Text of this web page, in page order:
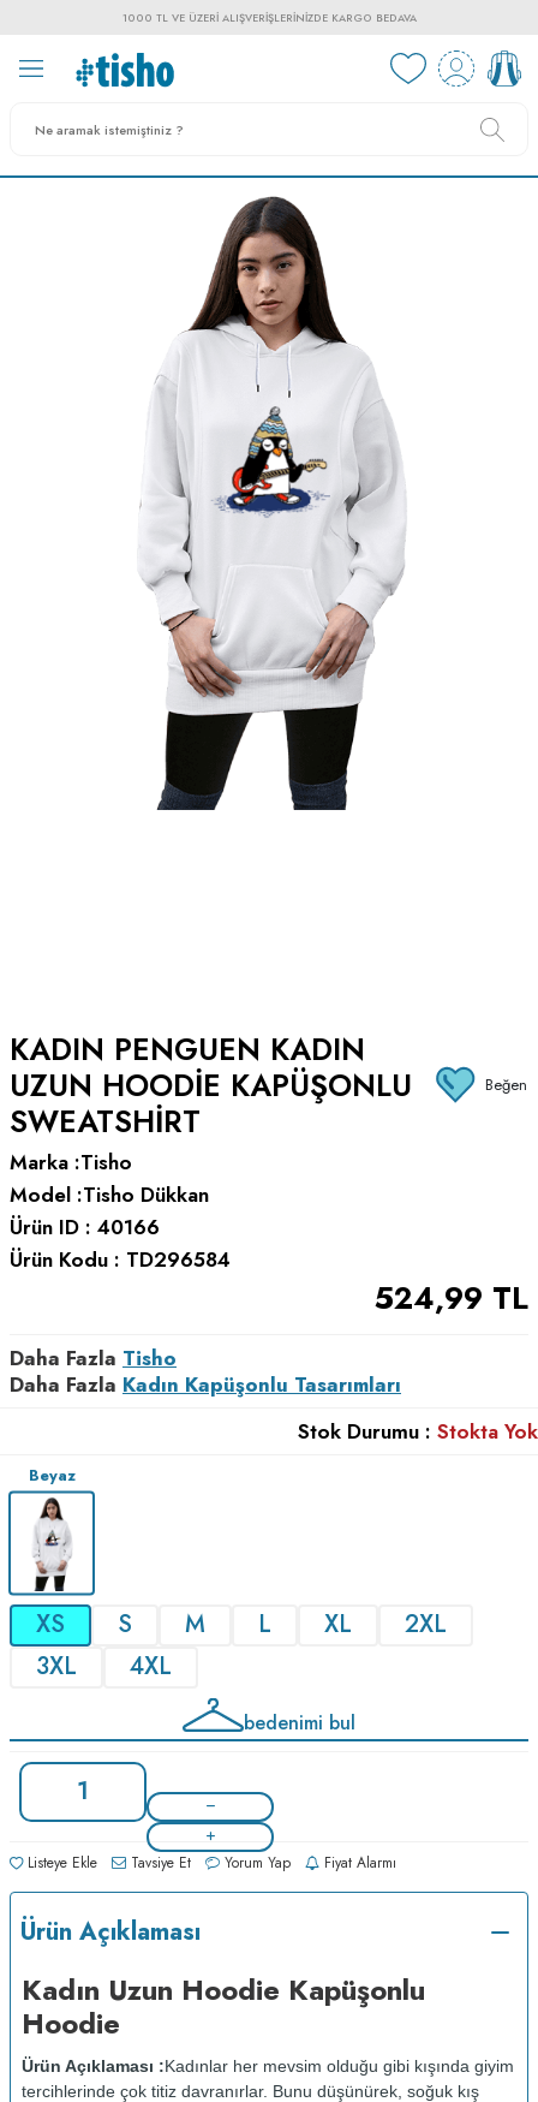
1000 TL VE ÜZERI ALIŞVERIŞLERINIZDE KARGO BEDAVA
KADIN PENGUEN KADIN
UZUN HOODIE KAPÜŞONLU
SWEATSHIRT
Beğen
Marka :Tisho
Model :Tisho Dükkan
Ürün ID : 40166
Ürün Kodu : TD296584
524,99 TL
Daha Fazla Tisho
Daha Fazla Kadın Kapüşonlu Tasarımları
Stok Durumu : Stokta Yok
Beyaz
XS S M L XL
2XL
3XL
4XL
bedenimi bul
Listeye Ekle Tavsiye Et Yorum Yap Fiyat Alarmı
Ürün Açıklaması
Kadın Uzun Hoodie Kapüşonlu
Hoodie
Ürün Açıklaması :Kadınlar her mevsim olduğu gibi kışında giyim
tercihlerinde çok titiz davranırlar. Bunu düşünürek, soğuk kış